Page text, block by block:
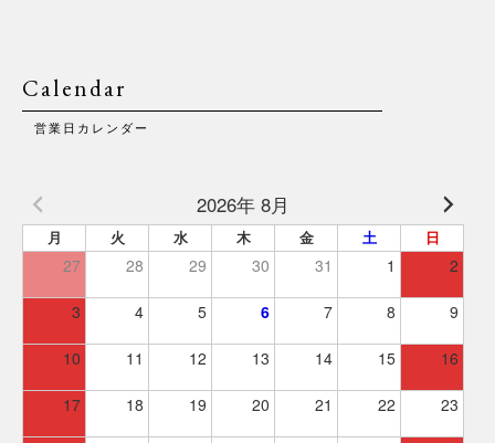
Calendar
営業日カレンダー
2026年 8月
月 火 水 木 金 土 日
27 28 29 30 31 1 2
3 4 5 6 7 8 9
10 11 12 13 14 15 16
17 18 19 20 21 22 23